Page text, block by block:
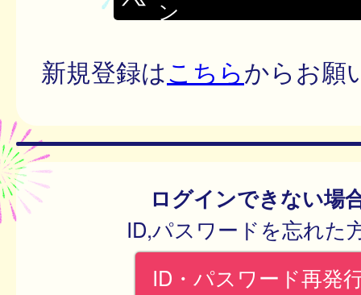
ン
新規登録はこちらからお願
ログインできない場
ID,パスワードを忘れた
ID・パスワード再発